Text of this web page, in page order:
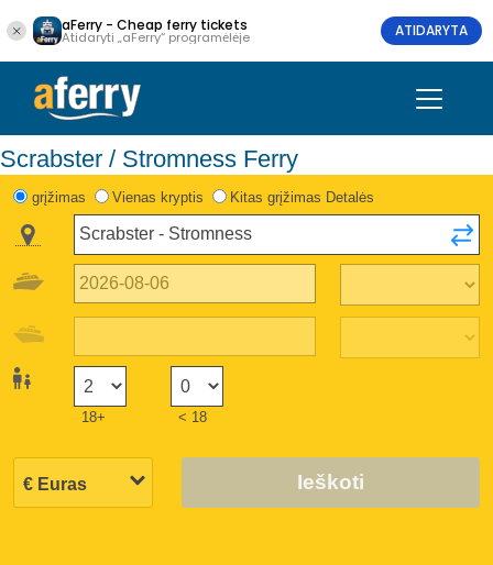
aFerry - Cheap ferry tickets
Atidaryti „aFerry“ programėlėje ATIDARYTA
Scrabster / Stromness Ferry
grįžimas Vienas kryptis Kitas grįžimas Detalės
18+ < 18
Ieškoti